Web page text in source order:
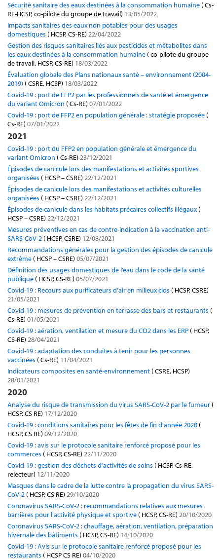
Sécurité sanitaire des eaux destinées à la consommation humaine ( Cs-
RE-HCSP, co-pilote du groupe de travail) 13/05/2022
Impacts sanitaires des eaux non potables pour des usages
domestiques ( HCSP, CS-RE) 22/04/2022
Gestion des risques sanitaires liés aux pesticides et métabolites dans
les eaux destinées à la consommation humaine ( co-pilote du groupe
de travail, HCSP, CS-RE) 18/03/2022
Évaluation globale des Plans nationaux santé – environnement (2004-
2019) ( CSRE, HCSP) 18/03/2022
Covid-19 : port de FFP2 par les professionnels de santé et émergence
du variant Omicron ( Cs-RE) 07/01/2022
Covid-19 : port de FFP2 en population générale : stratégie proposée (
Cs-RE) 07/01/2022
2021
Covid-19 : port du FFP2 en population générale et émergence du
variant Omicron ( Cs-RE) 23/12/2021
Épisodes de canicule lors des manifestations et activités sportives
organisées ( HCSP – CSRE) 22/12/2021
Épisodes de canicule lors des manifestations et activités culturelles
organisées ( HCSP – CSRE) 22/12/2021
Épisodes de canicule dans les habitats précaires collectifs illégaux (
HCSP – CSRE) 22/12/2021
Mesures préventives en cas de contre-indication à la vaccination anti-
SARS-CoV-2 ( HCSP, CSRE) 12/08/2021
Recommandations générales pour la gestion des épisodes de canicule
extrême ( HCSP – CSRE) 05/07/2021
Définition des usages domestiques de l’eau dans le code de la santé
publique ( HCSP, CS-RE) 05/07/2021
Covid-19 : Recours aux purificateurs d’air en milieux clos ( HCSP, CSRE)
21/05/2021
Covid-19 : mesures de prévention en terrasse des bars et restaurants (
Cs-RE) 01/05/2021
Covid-19 : aération, ventilation et mesure du CO2 dans les ERP ( HCSP,
CS-RE) 28/04/2021
Covid-19 : adaptation des conduites à tenir pour les personnes
vaccinées ( Cs-RE) 11/04/2021
Indicateurs composites en santé-environnement ( CSRE, HCSP)
28/01/2021
2020
Analyse du risque de transmission du virus SARS-CoV-2 par le fumeur (
HCSP, CS RE) 17/12/2020
Covid-19 : conditions sanitaires pour les fêtes de fin d’année 2020 (
HCSP, CS RE) 09/12/2020
Covid-19 : avis sur le protocole sanitaire renforcé proposé pour les
commerces ( HCSP, CS-RE) 22/11/2020
Covid-19 : gestion des déchets d’activités de soins ( HCSP, Cs-RE,
relecteur) 12/11/2020
Masques dans le cadre de la lutte contre la propagation du virus SARS-
CoV-2 ( HCSP, CS RE) 29/10/2020
Coronavirus SARS-CoV-2 : recommandations relatives aux mesures
barrières pour l’activité physique et sportive ( HCSP, CS-RE) 20/10/2020
Coronavirus SARS-CoV-2 : chauffage, aération, ventilation, préparation
hivernale des bâtiments ( HCSP, CS-RE) 14/10/2020
Covid-19 : Avis sur le protocole sanitaire renforcé proposé pour les
restaurants ( HCSP CS RE) 04/10/2020